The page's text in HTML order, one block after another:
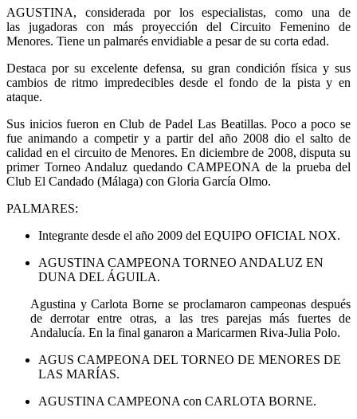
AGUSTINA, considerada por los especialistas, como una de
las jugadoras con más proyección del Circuito Femenino de
Menores. Tiene un palmarés envidiable a pesar de su corta edad.
Destaca por su excelente defensa, su gran condición física y sus
cambios de ritmo impredecibles desde el fondo de la pista y en
ataque.
Sus inicios fueron en Club de Padel Las Beatillas. Poco a poco se
fue animando a competir y a partir del año 2008 dio el salto de
calidad en el circuito de Menores. En diciembre de 2008, disputa su
primer Torneo Andaluz quedando CAMPEONA de la prueba del
Club El Candado (Málaga) con Gloria García Olmo.
PALMARES:
Integrante desde el año 2009 del EQUIPO OFICIAL NOX.
AGUSTINA CAMPEONA TORNEO ANDALUZ EN
DUNA DEL ÁGUILA.
Agustina y Carlota Borne se proclamaron campeonas después
de derrotar entre otras, a las tres parejas más fuertes de
Andalucía. En la final ganaron a Maricarmen Riva-Julia Polo.
AGUS CAMPEONA DEL TORNEO DE MENORES DE
LAS MARÍAS.
AGUSTINA CAMPEONA con CARLOTA BORNE.